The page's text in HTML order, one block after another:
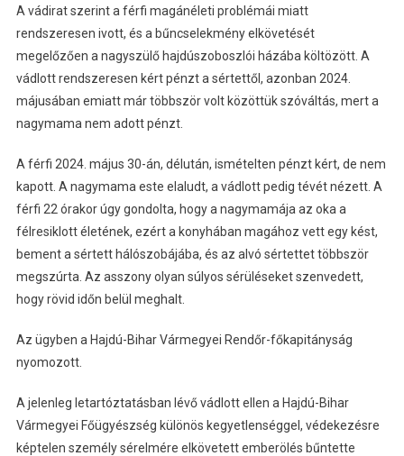
A vádirat szerint a férfi magánéleti problémái miatt
rendszeresen ivott, és a bűncselekmény elkövetését
megelőzően a nagyszülő hajdúszoboszlói házába költözött. A
vádlott rendszeresen kért pénzt a sértettől, azonban 2024.
májusában emiatt már többször volt közöttük szóváltás, mert a
nagymama nem adott pénzt.
A férfi 2024. május 30-án, délután, ismételten pénzt kért, de nem
kapott. A nagymama este elaludt, a vádlott pedig tévét nézett. A
férfi 22 órakor úgy gondolta, hogy a nagymamája az oka a
félresiklott életének, ezért a konyhában magához vett egy kést,
bement a sértett hálószobájába, és az alvó sértettet többször
megszúrta. Az asszony olyan súlyos sérüléseket szenvedett,
hogy rövid időn belül meghalt.
Az ügyben a Hajdú-Bihar Vármegyei Rendőr-főkapitányság
nyomozott.
A jelenleg letartóztatásban lévő vádlott ellen a Hajdú-Bihar
Vármegyei Főügyészség különös kegyetlenséggel, védekezésre
képtelen személy sérelmére elkövetett emberölés bűntette